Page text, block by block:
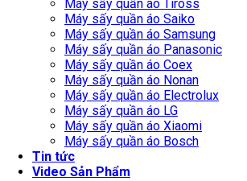
Máy sấy quần áo Tiross
Máy sấy quần áo Saiko
Máy sấy quần áo Samsung
Máy sấy quần áo Panasonic
Máy sấy quần áo Coex
Máy sấy quần áo Nonan
Máy sấy quần áo Electrolux
Máy sấy quần áo LG
Máy sấy quần áo Xiaomi
Máy sấy quần áo Bosch
Tin tức
Video Sản Phẩm